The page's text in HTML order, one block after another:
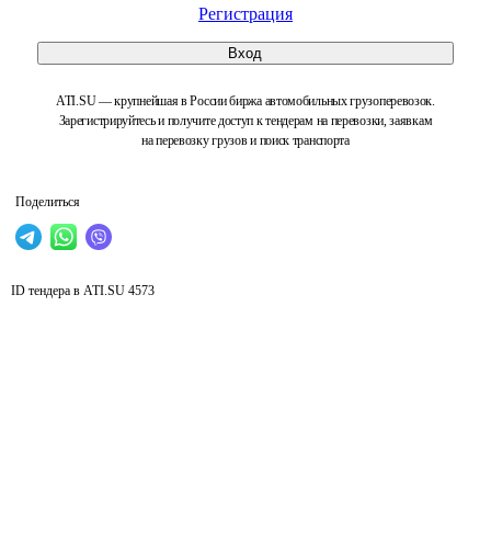
Регистрация
Вход
ATI.SU — крупнейшая в России биржа автомобильных грузоперевозок.
Зарегистрируйтесь и получите доступ к тендерам на перевозки, заявкам
на перевозку грузов и поиск транспорта
Поделиться
ID тендера в ATI.SU 4573